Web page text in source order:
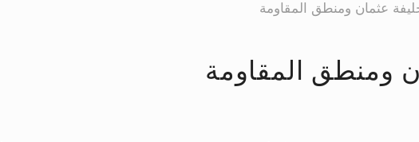
حِكم، وأهداف >> المزيد
لأفراد الجماعة >> المزيد
لأفراد الجماعة >> المزيد
بخصوص الرسائل المرسلة إلى حضرة امير المؤمنين أيده الله
عثمان ومنطق المقاومة
ومنطق المقاومة